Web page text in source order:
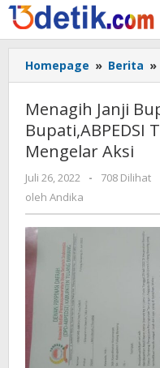
Lewati
ke
konten
Homepage » Berita »
Menagih Janji
Bupati,ABPEDSI
Mengelar Aksi
Juli 26, 2022
oleh
-
708 Dilihat
oleh Andika